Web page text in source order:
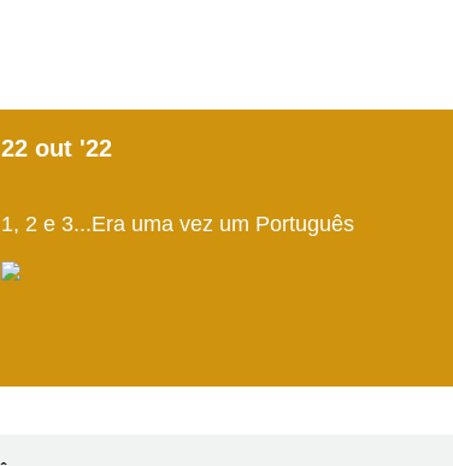
22 out '22
1, 2 e 3...Era uma vez um Português